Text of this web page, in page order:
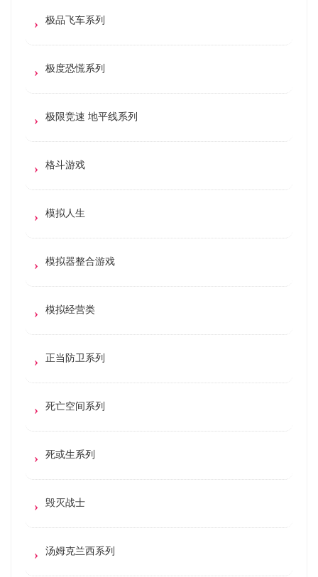
极品飞车系列
极度恐慌系列
极限竞速 地平线系列
格斗游戏
模拟人生
模拟器整合游戏
模拟经营类
正当防卫系列
死亡空间系列
死或生系列
毁灭战士
汤姆克兰西系列